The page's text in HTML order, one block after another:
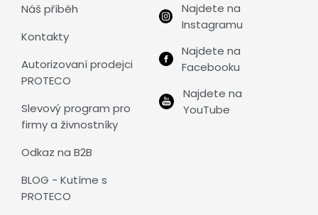
Náš příběh
Kontakty
Autorizovaní prodejci
PROTECO
Slevový program pro
firmy a živnostníky
Odkaz na B2B
BLOG - Kutíme s
PROTECO
Najdete na
Instagramu
Najdete na
Facebooku
Najdete na
YouTube